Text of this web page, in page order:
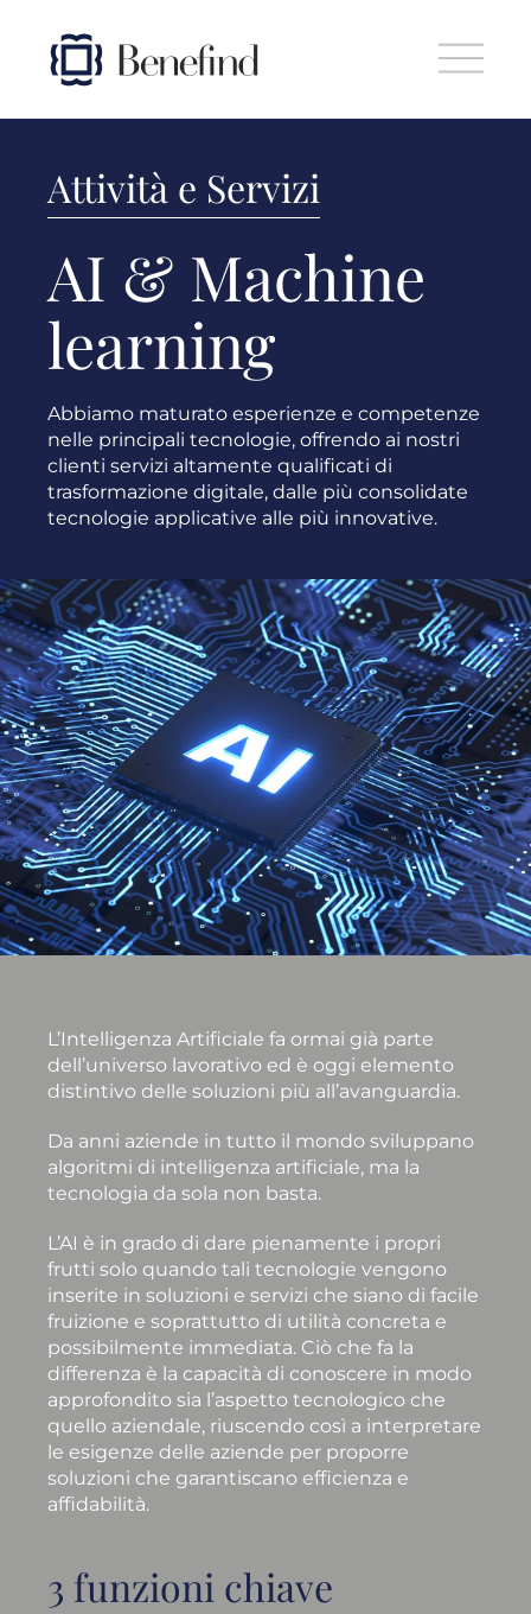
Skip to main content
Attività e Servizi
AI & Machine
learning
Abbiamo maturato esperienze e competenze
nelle principali tecnologie, offrendo ai nostri
clienti servizi altamente qualificati di
trasformazione digitale, dalle più consolidate
tecnologie applicative alle più innovative.
L’Intelligenza Artificiale fa ormai già parte
dell’universo lavorativo ed è oggi elemento
distintivo delle soluzioni più all’avanguardia.
Da anni aziende in tutto il mondo sviluppano
algoritmi di intelligenza artificiale, ma la
tecnologia da sola non basta.
L’AI è in grado di dare pienamente i propri
frutti solo quando tali tecnologie vengono
inserite in soluzioni e servizi che siano di facile
fruizione e soprattutto di utilità concreta e
possibilmente immediata. Ciò che fa la
differenza è la capacità di conoscere in modo
approfondito sia l’aspetto tecnologico che
quello aziendale, riuscendo così a interpretare
le esigenze delle aziende per proporre
soluzioni che garantiscano efficienza e
affidabilità.
3 funzioni chiave